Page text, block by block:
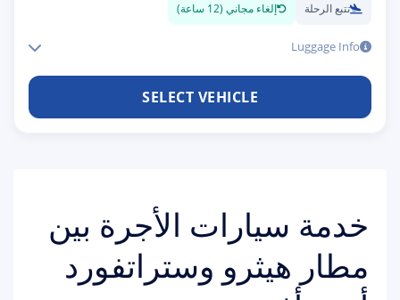
تتبع الرحلة إلغاء مجاني (12 ساعة)
Luggage Info
SELECT VEHICLE
خدمة سيارات الأجرة بين
مطار هيثرو وستراتفورد